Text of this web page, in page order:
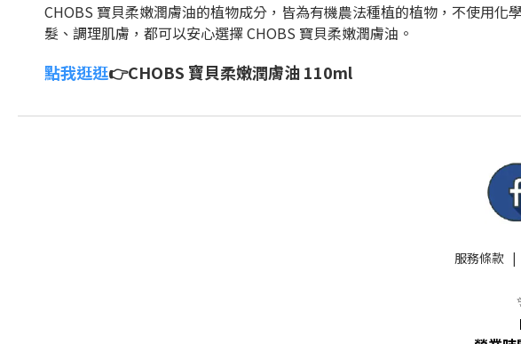
CHOBS 寶貝柔嫩潤膚油的植物成分，皆為有機農法種植的植物，不使用
髮、調理肌膚，都可以安心選擇 CHOBS 寶貝柔嫩潤膚油。
點我逛逛👉CHOBS 寶貝柔嫩潤膚油 110ml
服務條款|